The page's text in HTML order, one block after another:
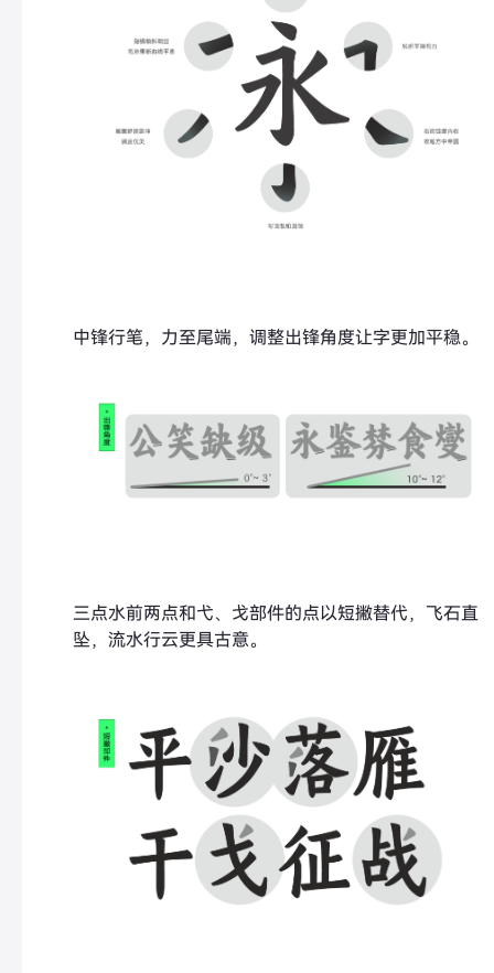
中锋行笔，力至尾端，调整出锋角度让字更加平稳。
三点水前两点和弋、戈部件的点以短撇替代，飞石直
坠，流水行云更具古意。